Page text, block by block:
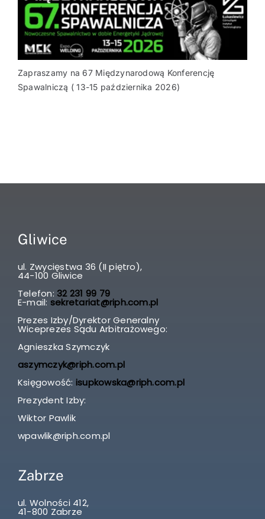
Zapraszamy na 67 Międzynarodową Konferencję
Spawalniczą ( 13-15 października 2026)
Gliwice
ul. Zwycięstwa 36 (II piętro),
44-100 Gliwice
Telefon: 32 231 99 79
E-mail: sekretariat@riph.com.pl
Prezes Izby/Dyrektor Generalny
Wiceprezes Sądu Arbitrażowego:
Agnieszka Szymczyk
aszymczyk@riph.com.pl
Księgowość: isupkowska@riph.com.pl
Prezydent Izby:
Wiktor Pawlik
wpawlik@riph.com.pl
Zabrze
ul. Wolności 412,
41-800 Zabrze